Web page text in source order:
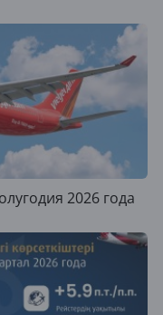
2026 года